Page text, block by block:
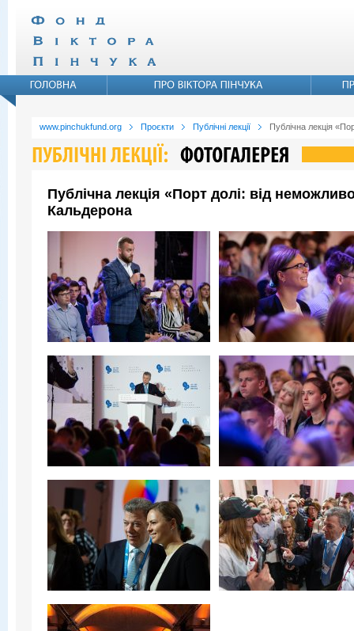
www.pinchukfund.org Проєкти Публічні лекції Публічна лекція
Публічна лекція «Порт долі: від
Кальдерона